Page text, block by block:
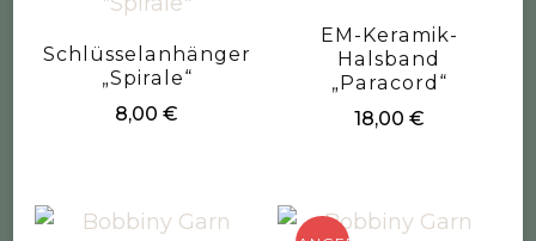
Schlüsselanhänger
„Spirale“
8,00€
EM-Keramik-
Halsband
„Paracord“
18,00 €